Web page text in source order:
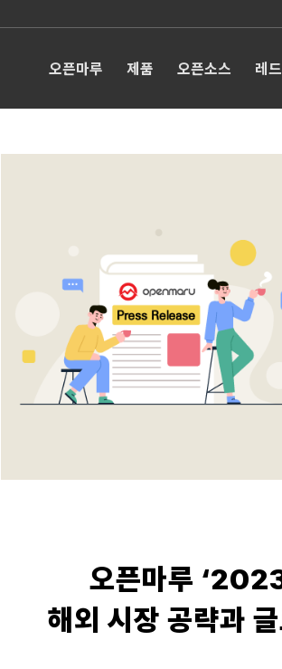
오픈마루 제품 오픈소스 레
오픈마루
해외 시장 공략과